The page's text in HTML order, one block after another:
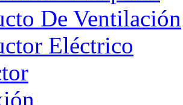
De Ventilación
Eléctrico